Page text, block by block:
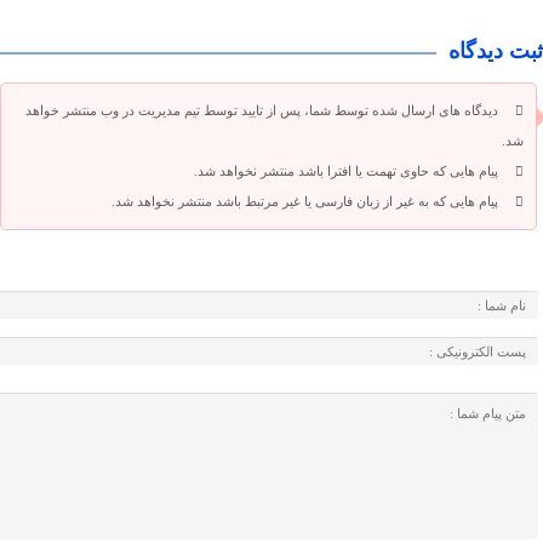
ثبت دیدگاه
دیدگاه های ارسال شده توسط شما، پس از تایید توسط تیم مدیریت در وب منتشر خواهد
شد.
پیام هایی که حاوی تهمت یا افترا باشد منتشر نخواهد شد.
پیام هایی که به غیر از زبان فارسی یا غیر مرتبط باشد منتشر نخواهد شد.